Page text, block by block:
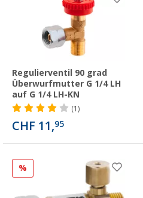
Regulierventil 90 grad
Überwurfmutter G 1/4 LH
auf G 1/4 LH-KN
(1)
CHF 11,95
%